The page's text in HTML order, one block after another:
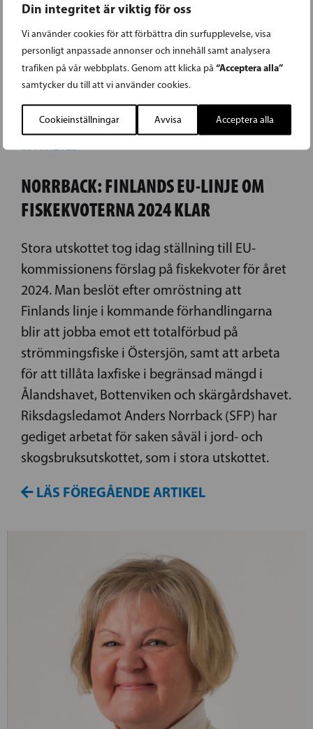
Din integritet är viktig för oss
Vi använder cookies för att förbättra din surfupplevelse, visa
personligt anpassade annonser och innehåll samt analysera
trafiken på vår webbplats. Genom att klicka på “Acceptera alla”
samtycker du till att vi använder cookies.
Cookieinställningar Avvisa Acceptera alla
05.10.2023
NORRBACK: FINLANDS EU-LINJE OM
FISKEKVOTERNA 2024 KLAR
Stora utskottet tog idag ställning till EU-
kommissionens förslag på fiskekvoter för året
2024. Man beslöt efter omröstning att
Finlands linje i kommande förhandlingarna
blir att jobba emot ett totalförbud på
strömmingsfiske i Östersjön, samt att arbeta
för att tillåta laxfiske i begränsad mängd i
Ålandshavet, Bottenviken och skärgårdshavet.
Riksdagsledamot Anders Norrback (SFP) har
gediget arbetat för saken såväl i jord- och
skogsbruksutskottet, som i stora utskottet.
LÄS FÖREGÅENDE ARTIKEL